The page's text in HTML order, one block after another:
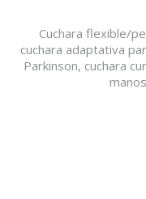
Cuchara flexible/
cuchara adaptativa
Parkinson, cuchara